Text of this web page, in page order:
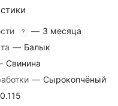
? — 3 месяца
— Балык
Свинина
— Сырокопчёный
0.115